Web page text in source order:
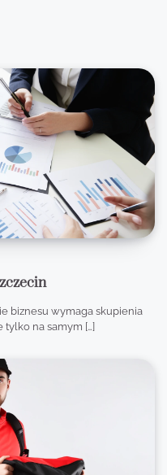
biznesu wymaga skupienia
tylko na samym […]